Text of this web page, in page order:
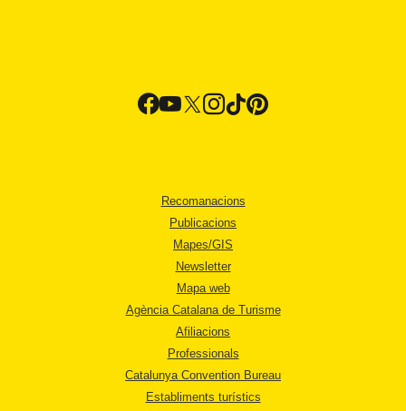
Recomanacions
Publicacions
Mapes/GIS
Newsletter
Mapa web
Agència Catalana de Turisme
Afiliacions
Professionals
Catalunya Convention Bureau
Establiments turístics